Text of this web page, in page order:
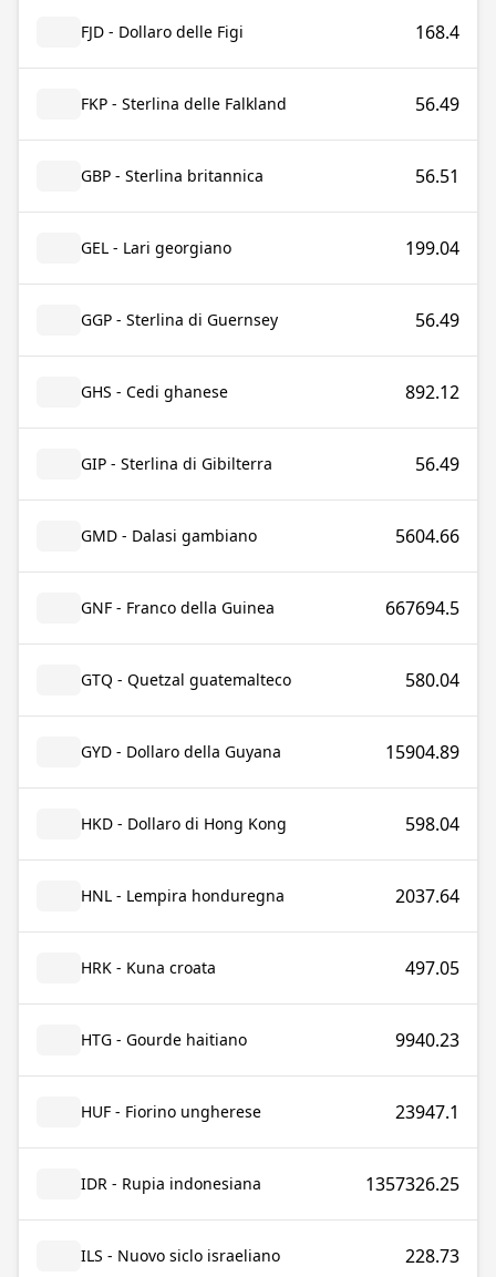
FJD - Dollaro delle Figi 168.4
FKP - Sterlina delle Falkland 56.49
GBP - Sterlina britannica 56.51
GEL - Lari georgiano 199.04
GGP - Sterlina di Guernsey 56.49
GHS - Cedi ghanese 892.12
GIP - Sterlina di Gibilterra 56.49
GMD - Dalasi gambiano 5604.66
GNF - Franco della Guinea 667694.5
GTQ - Quetzal guatemalteco 580.04
GYD - Dollaro della Guyana 15904.89
HKD - Dollaro di Hong Kong 598.04
HNL - Lempira honduregna 2037.64
HRK - Kuna croata 497.05
HTG - Gourde haitiano 9940.23
HUF - Fiorino ungherese 23947.1
IDR - Rupia indonesiana 1357326.25
ILS - Nuovo siclo israeliano 228.73